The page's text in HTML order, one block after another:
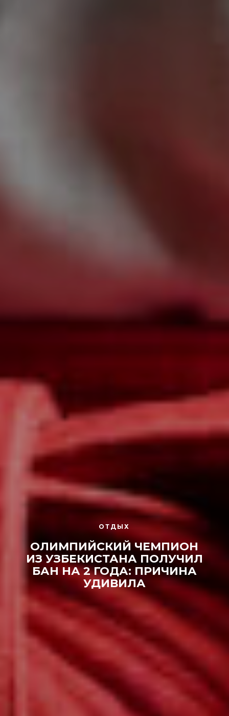
ОТДЫХ
ОЛИМПИЙСКИЙ ЧЕМПИОН
ИЗ УЗБЕКИСТАНА ПОЛУЧИЛ
БАН НА 2 ГОДА: ПРИЧИНА
УДИВИЛА